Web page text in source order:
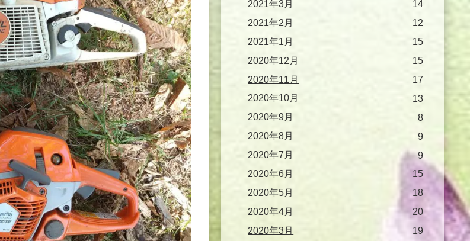
2021年3月
14
2021年2月
12
2021年1月
15
2020年12月
15
2020年11月
17
2020年10月
13
2020年9月
8
2020年8月
9
2020年7月
9
2020年6月
15
2020年5月
18
2020年4月
20
2020年3月
19